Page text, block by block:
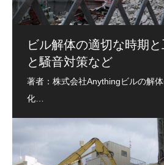
ビル解体の適切な時期
と騒音対策など